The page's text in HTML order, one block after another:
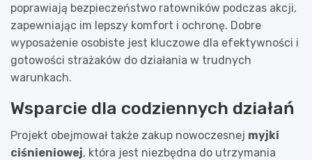
poprawiają bezpieczeństwo ratowników podczas akcji,
zapewniając im lepszy komfort i ochronę. Dobre
wyposażenie osobiste jest kluczowe dla efektywności i
gotowości strażaków do działania w trudnych
warunkach.
Wsparcie dla codziennych działań
Projekt obejmował także zakup nowoczesnej myjki
ciśnieniowej, która jest niezbędna do utrzymania